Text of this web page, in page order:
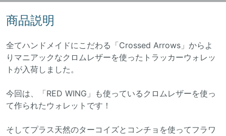
商品説明
全てハンドメイドにこだわる「Crossed Arrows」からよ
りマニアックなクロムレザーを使ったトラッカーウォレッ
トが入荷しました。
今回は、「RED WING」も使っているクロムレザーを使っ
て作られたウォレットです！
そしてプラス天然のターコイズとコンチョを使ってフラワ